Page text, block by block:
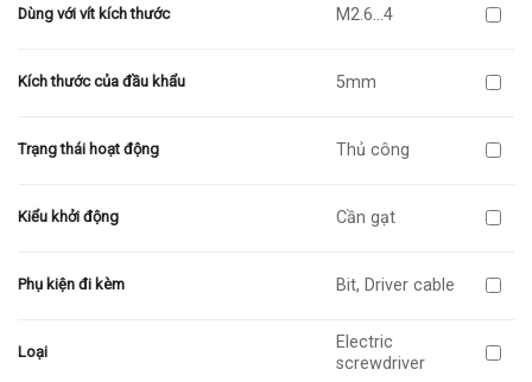
Dùng với vít kích thước M2.6…4
Kích thước của đầu khẩu 5mm
Trạng thái hoạt động Thủ công
Kiểu khởi động Cần gạt
Phụ kiện đi kèm Bit, Driver cable
Loại
Electric
screwdriver